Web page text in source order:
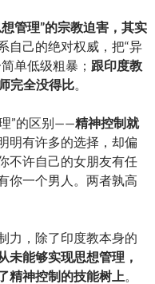
管理”的宗教迫害，其实
自己的绝对权威，把“异
单低级粗暴； 跟印度教
完全没得比。
”的区别——精神控制就
明有许多的选择，却偏
不许自己的女朋友有任
你一个男人。两者孰高
力，除了印度教本身的
未能够实现思想管理，
精神控制的技能树上。